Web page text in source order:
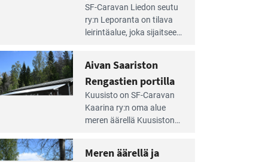
SF-Caravan Liedon seutu
ry:n Leporanta on tilava
leirintäalue, joka sijaitsee
ympärillä. – Lampi on
upea ja puhdas, ja se
tarjoaa ympäris­töineen
kauniit maisemat ja
loistavat virkistäytymis­
Aivan Saariston
Rengastien portilla
Kuusisto on SF-Caravan
Kaarina ry:n oma alue
meren äärellä Kuusiston
lapsiystävällinen,
Meren äärellä ja